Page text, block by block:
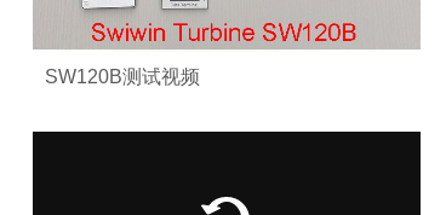
SW120B测试视频